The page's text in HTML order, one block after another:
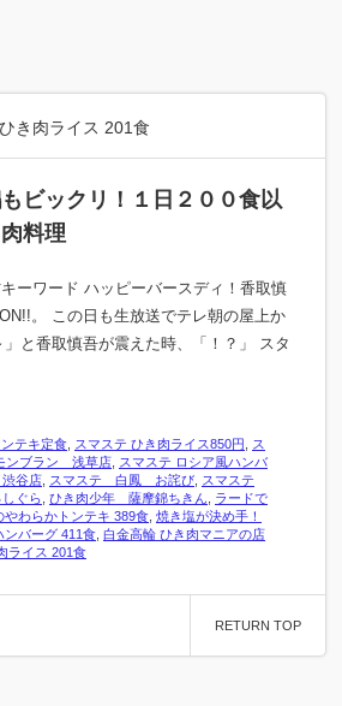
き肉ライス 201食
ビックリ！１日２００食以
料理
ーワード ハッピーバースディ！香取慎
。 この日も生放送でテレ朝の屋上か
と香取慎吾が震えた時、「！？」 スタ
テキ定食 スマステ ひき肉ライス850円
ス
ンブラン 浅草店 スマステ ロシア風ハンバ
谷店 スマステ 白鳳 お詫び スマステ
ぐら ひき肉少年 薩摩錦ちきん
ラードで
わらかトンテキ 389食 焼き塩が決め手！
ンバーグ 411食 白金高輪 ひき肉マニアの店
ライス 201食
RETURN TOP